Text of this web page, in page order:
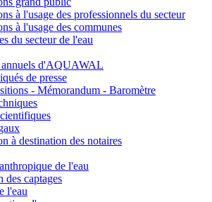
à l'usage des professionnels du secteur
à l'usage des communes
du secteur de l'eau
annuels d'AQUAWAL
de presse
- Mémorandum - Baromètre
à destination des notaires
de l'eau
des captages
l'eau